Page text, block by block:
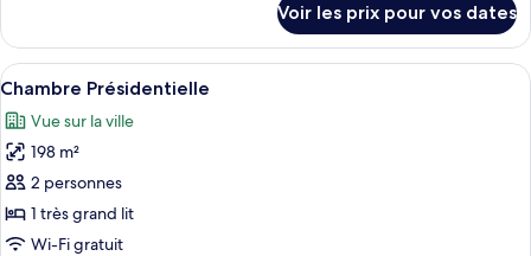
chambre :
Suite
le
type
de
Suite
Voir les prix pour vos dates
Afficher
toutes
les
photos
pour
ce
type
Une pièce spacieuse avec une
5
Chambre Présidentielle
Vue sur la ville
198 m²
2 personnes
1 très grand lit
Wi-Fi gratuit